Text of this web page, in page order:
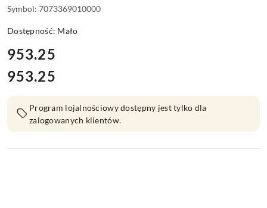
Symbol: 7073369010000
Dostępność: Mało
cena:
953.25
Cena:
953.25
Program lojalnościowy dostępny jest tylko dla
zalogowanych klientów.